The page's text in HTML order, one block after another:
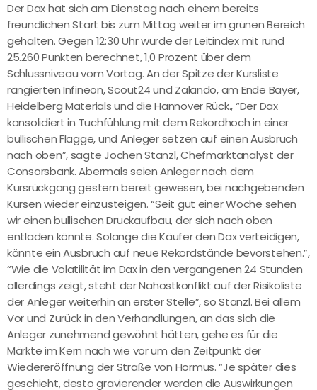
Der Dax hat sich am Dienstag nach einem bereits
freundlichen Start bis zum Mittag weiter im grünen Bereich
gehalten. Gegen 12:30 Uhr wurde der Leitindex mit rund
25.260 Punkten berechnet, 1,0 Prozent über dem
Schlussniveau vom Vortag. An der Spitze der Kursliste
rangierten Infineon, Scout24 und Zalando, am Ende Bayer,
Heidelberg Materials und die Hannover Rück., “Der Dax
konsolidiert in Tuchfühlung mit dem Rekordhoch in einer
bullischen Flagge, und Anleger setzen auf einen Ausbruch
nach oben”, sagte Jochen Stanzl, Chefmarktanalyst der
Consorsbank. Abermals seien Anleger nach dem
Kursrückgang gestern bereit gewesen, bei nachgebenden
Kursen wieder einzusteigen. “Seit gut einer Woche sehen
wir einen bullischen Druckaufbau, der sich nach oben
entladen könnte. Solange die Käufer den Dax verteidigen,
könnte ein Ausbruch auf neue Rekordstände bevorstehen.”,
“Wie die Volatilität im Dax in den vergangenen 24 Stunden
allerdings zeigt, steht der Nahostkonflikt auf der Risikoliste
der Anleger weiterhin an erster Stelle”, so Stanzl. Bei allem
Vor und Zurück in den Verhandlungen, an das sich die
Anleger zunehmend gewöhnt hätten, gehe es für die
Märkte im Kern nach wie vor um den Zeitpunkt der
Wiedereröffnung der Straße von Hormus. “Je später dies
geschieht, desto gravierender werden die Auswirkungen